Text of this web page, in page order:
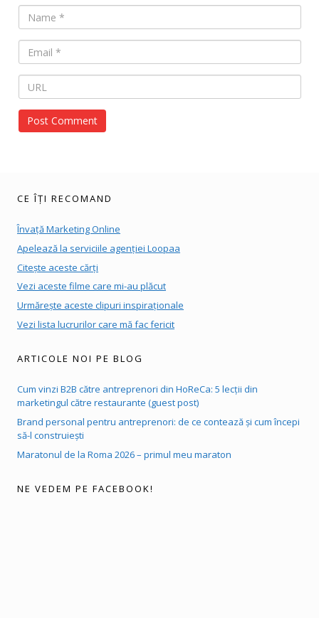
CE ÎȚI RECOMAND
Învață Marketing Online
Apelează la serviciile agenției Loopaa
Citește aceste cărți
Vezi aceste filme care mi-au plăcut
Urmărește aceste clipuri inspiraționale
Vezi lista lucrurilor care mă fac fericit
ARTICOLE NOI PE BLOG
Cum vinzi B2B către antreprenori din HoReCa: 5 lecții din
marketingul către restaurante (guest post)
Brand personal pentru antreprenori: de ce contează și cum începi
să-l construiești
Maratonul de la Roma 2026 – primul meu maraton
NE VEDEM PE FACEBOOK!